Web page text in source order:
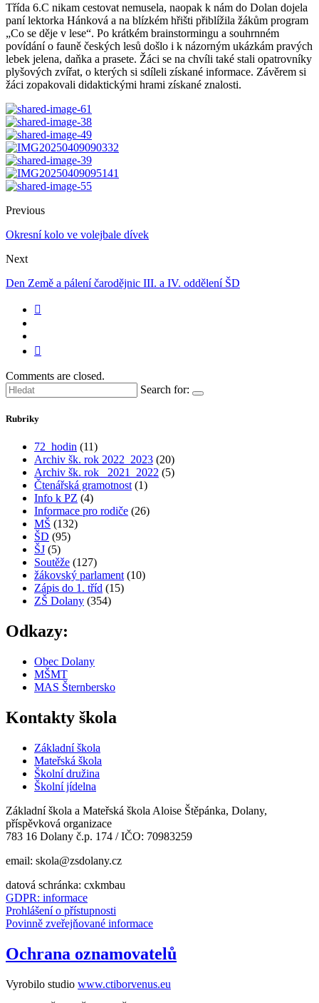
Třída 6.C nikam cestovat nemusela, naopak k nám do Dolan dojela
paní lektorka Hánková a na blízkém hřišti přiblížila žákům program
„Co se děje v lese“. Po krátkém brainstormingu a souhrnném
povídání o fauně českých lesů došlo i k názorným ukázkám pravých
lebek jelena, daňka a prasete. Žáci se na chvíli také stali opatrovníky
plyšových zvířat, o kterých si sdíleli získané informace. Závěrem si
žáci zopakovali didaktickými hrami získané znalosti.
Previous
Okresní kolo ve volejbale dívek
Next
Den Země a pálení čarodějnic III. a IV. oddělení ŠD
Comments are closed.
Search for:
Rubriky
72_hodin (11)
Archiv šk. rok 2022_2023 (20)
Archiv šk. rok_ 2021_2022 (5)
Čtenářská gramotnost (1)
Info k PZ (4)
Informace pro rodiče (26)
MŠ (132)
ŠD (95)
ŠJ (5)
Soutěže (127)
žákovský parlament (10)
Zápis do 1. tříd (15)
ZŠ Dolany (354)
Odkazy:
Obec Dolany
MŠMT
MAS Šternbersko
Kontakty škola
Základní škola
Mateřská škola
Školní družina
Školní jídelna
Základní škola a Mateřská škola Aloise Štěpánka, Dolany,
příspěvková organizace
783 16 Dolany č.p. 174 / IČO: 70983259
email: skola@zsdolany.cz
datová schránka: cxkmbau
GDPR: informace
Prohlášení o přístupnosti
Povinně zveřejňované informace
Ochrana oznamovatelů
Vyrobilo studio www.ctiborvenus.eu